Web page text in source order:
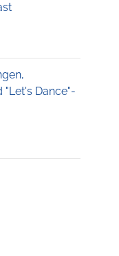
"Let's Dance"-